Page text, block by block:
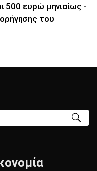
500 ευρώ μηνιαίως -
του